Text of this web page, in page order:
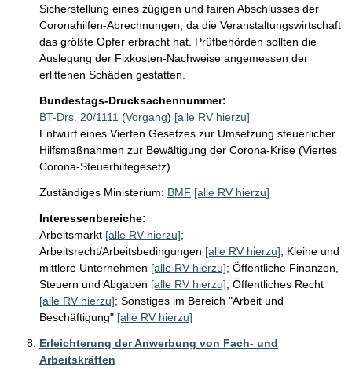
Sicherstellung eines zügigen und fairen Abschlusses der
Coronahilfen-Abrechnungen, da die Veranstaltungswirtschaft
das größte Opfer erbracht hat. Prüfbehörden sollten die
Auslegung der Fixkosten-Nachweise angemessen der
erlittenen Schäden gestatten.
Bundestags-Drucksachennummer:
BT-Drs. 20/1111 (Vorgang) [alle RV hierzu]
Entwurf eines Vierten Gesetzes zur Umsetzung steuerlicher
Hilfsmaßnahmen zur Bewältigung der Corona-Krise (Viertes
Corona-Steuerhilfegesetz)
Zuständiges Ministerium: BMF [alle RV hierzu]
Interessenbereiche:
Arbeitsmarkt [alle RV hierzu];
Arbeitsrecht/Arbeitsbedingungen [alle RV hierzu]; Kleine und
mittlere Unternehmen [alle RV hierzu]; Öffentliche Finanzen,
Steuern und Abgaben [alle RV hierzu]; Öffentliches Recht
[alle RV hierzu]; Sonstiges im Bereich "Arbeit und
Beschäftigung" [alle RV hierzu]
Erleichterung der Anwerbung von Fach- und
Arbeitskräften